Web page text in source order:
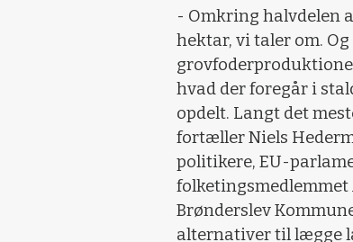
- Omkring halvdelen
hektar, vi taler om.
hvad der foregår i
opdelt. Langt det
fortæller Niels
politikere, EU-
Brønderslev
alternativer til lægge